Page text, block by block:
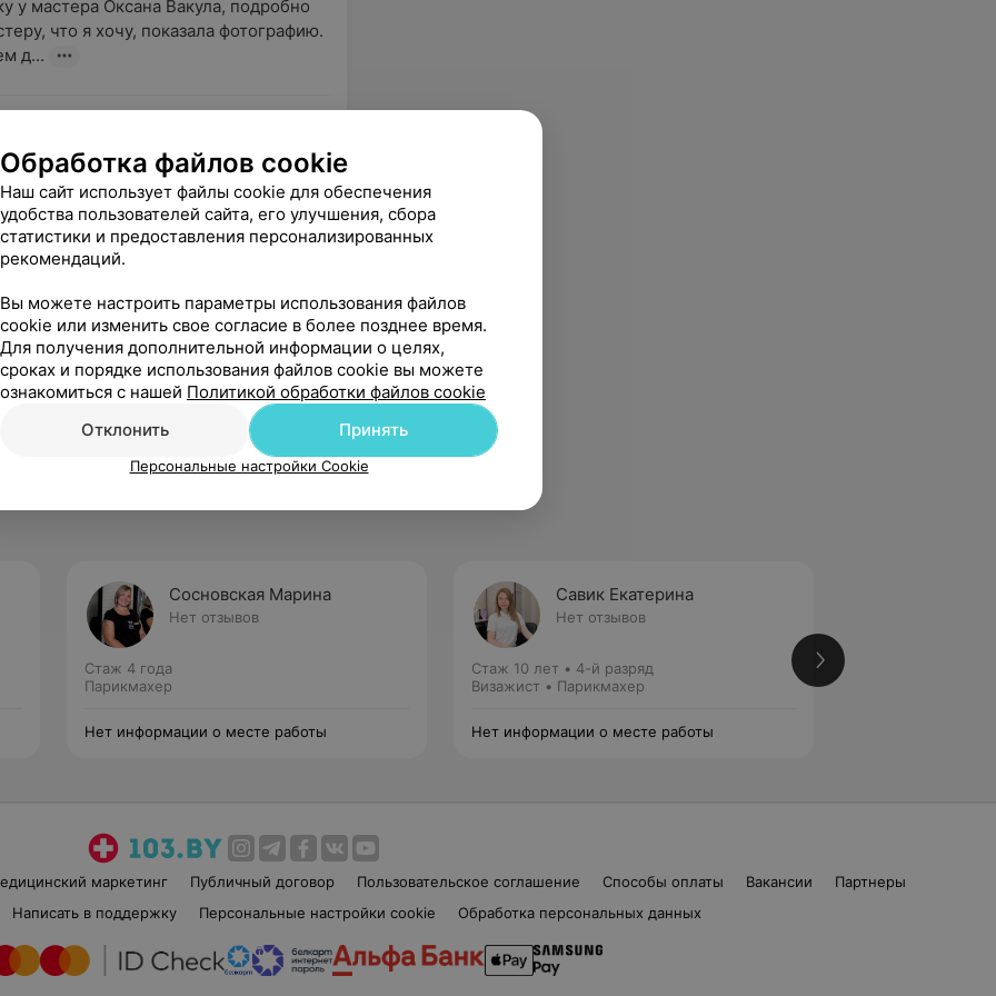
у мастера Оксана Вакула, подробно
что я хочу, показала фотографию.
д...
Работа всегда выполняется
приятная девушка.
приятно было находиться у
Долго искала хорошие руки для своих
Сосновская Марина
Нет отзывов
Стаж 4 года
Парикмахер
Нет информации о месте работы
Савик Екатерина
Нет отзывов
Стаж 10 лет • 4-й разряд
Визажист • Парикмахер
Нет информации о месте работы
маркетинг Публичный договор Пользовательское соглашение Способы оплаты Вакансии
Партнеры
Написать в поддержку Персональные настройки cookie Обработка персональных данных
Обработка файлов cookie
Наш сайт использует файлы cookie для обеспечения
удобства пользователей сайта, его улучшения, сбора
статистики и предоставления персонализированных
рекомендаций.
Вы можете настроить параметры использования файлов
cookie или изменить свое согласие в более позднее время.
Для получения дополнительной информации о целях,
сроках и порядке использования файлов cookie вы можете
ознакомиться с нашей Политикой обработки файлов cookie
Отклонить
Принять
Персональные настройки Cookie